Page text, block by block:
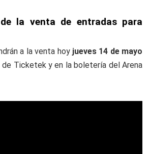
la venta de entradas para
a la venta hoy jueves 14 de mayo
de Ticketek y en la boletería del Arena